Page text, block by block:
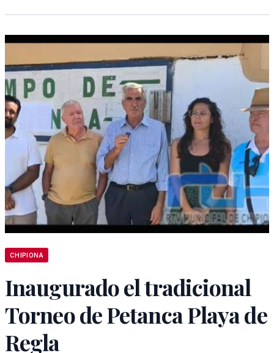
CHIPIONA
Inaugurado el tradicional
Torneo de Petanca Playa de
Regla